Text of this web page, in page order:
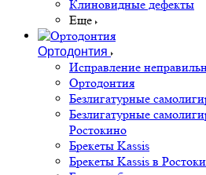
Клиновидные дефекты
Еще
Ортодонтия
Исправление
Ортодонтия
Безлигатурные
Безлигатурные
Ростокино
Брекеты Kassis
Брекеты Kassis в